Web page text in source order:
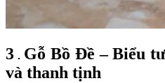
3 . Gỗ Bồ Đề – Biểu
và thanh tịnh